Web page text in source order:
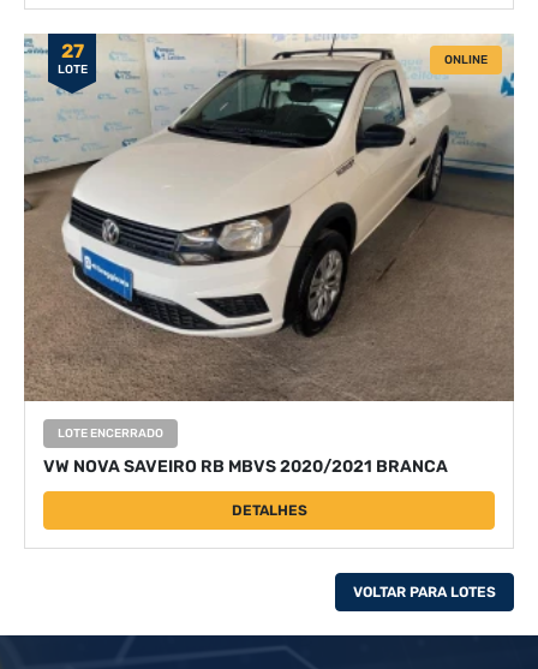
27
LOTE
ONLINE
LOTE ENCERRADO
VW NOVA SAVEIRO RB MBVS 2020/2021 BRANCA
DETALHES
VOLTAR PARA LOTES